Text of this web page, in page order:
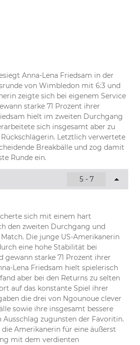
Anna-Lena Friedsam in der
von Wimbledon mit 6:3 und
zeigte sich bei eigenem Service
starke 71 Prozent ihrer
hielt im zweiten Durchgang
sich insgesamt aber zu
Letztlich verwertete
Breakbälle und zog damit
Runde ein.
5 - 7
sich mit einem hart
den zweiten Durchgang und
Die junge US-Amerikanerin
eine hohe Stabilität bei
gewann starke 71 Prozent ihrer
Lena Friedsam hielt spielerisch
aber bei den Returns zu selten
auf das konstante Spiel ihrer
die drei von Ngounoue clever
sowie ihre insgesamt bessere
Ausschlag zugunsten der Favoritin.
Amerikanerin für eine äußerst
mit dem verdienten